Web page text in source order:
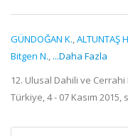
GÜNDOĞAN K.,ALTUNTAŞ
Bitgen N., ...Daha Fazla
12. Ulusal Dahili ve
Türkiye, 4 - 07 Kasım 2015,